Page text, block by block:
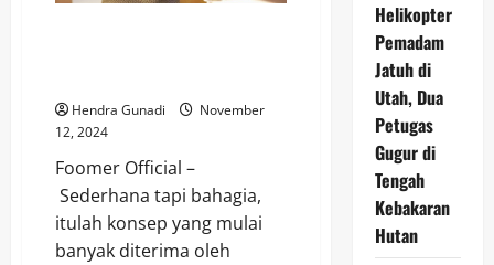
Hendra Gunadi
November
12, 2024
Foomer Official –
Sederhana tapi bahagia,
itulah konsep yang mulai
banyak diterima oleh
Helikopter
Pemadam
Jatuh di
Utah, Dua
Petugas
Gugur di
Tengah
Kebakaran
Hutan